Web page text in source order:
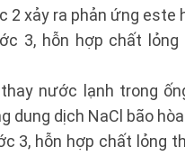
2 xảy ra phản ứng este
3, hỗn hợp chất
nước lạnh trong
dung dịch NaCl bão
3, hỗn hợp chất lỏng